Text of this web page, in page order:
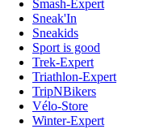
Smash-Expert
Sneak'In
Sneakids
Sport is good
Trek-Expert
Triathlon-Expert
TripNBikers
Vélo-Store
Winter-Expert